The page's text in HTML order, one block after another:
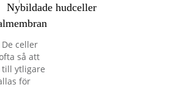
celler
så att
till ytligare
för